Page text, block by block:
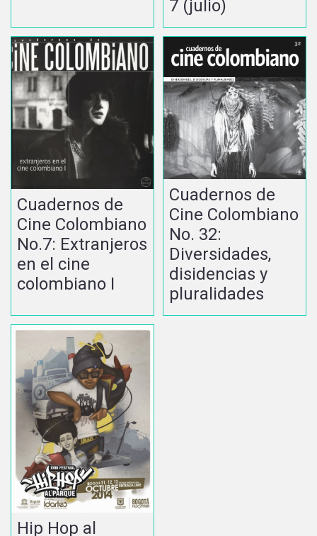
7 (julio)
Cuadernos de
Cine Colombiano
No.7: Extranjeros
en el cine
colombiano I
Cuadernos de
Cine Colombiano
No. 32:
Diversidades,
disidencias y
pluralidades
Hip Hop al